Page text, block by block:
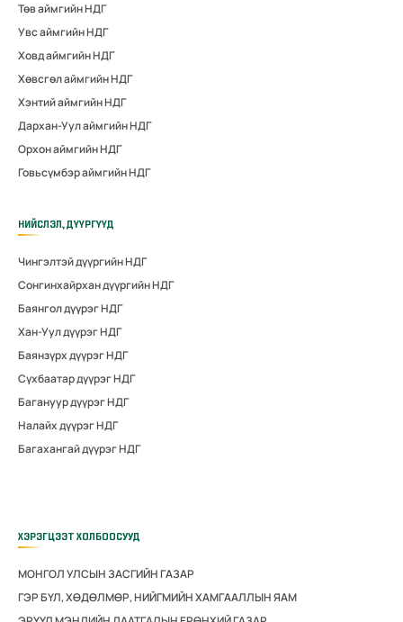
Төв аймгийн НДГ
Увс аймгийн НДГ
Ховд аймгийн НДГ
Хөвсгөл аймгийн НДГ
Хэнтий аймгийн НДГ
Дархан-Уул аймгийн НДГ
Орхон аймгийн НДГ
Говьсүмбэр аймгийн НДГ
НИЙСЛЭЛ, ДҮҮРГҮҮД
Чингэлтэй дүүргийн НДГ
Сонгинхайрхан дүүргийн НДГ
Баянгол дүүрэг НДГ
Хан-Уул дүүрэг НДГ
Баянзүрх дүүрэг НДГ
Сүхбаатар дүүрэг НДГ
Багануур дүүрэг НДГ
Налайх дүүрэг НДГ
Багахангай дүүрэг НДГ
ХЭРЭГЦЭЭТ ХОЛБООСУУД
МОНГОЛ УЛСЫН ЗАСГИЙН ГАЗАР
ГЭР БҮЛ, ХӨДӨЛМӨР, НИЙГМИЙН ХАМГААЛЛЫН ЯАМ